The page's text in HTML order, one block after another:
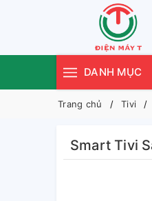
DANH MỤC
Trang chủ Tivi
Smart Tivi